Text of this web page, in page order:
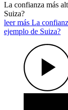
La confianza más
Suiza?
leer más La
ejemplo de Suiza?